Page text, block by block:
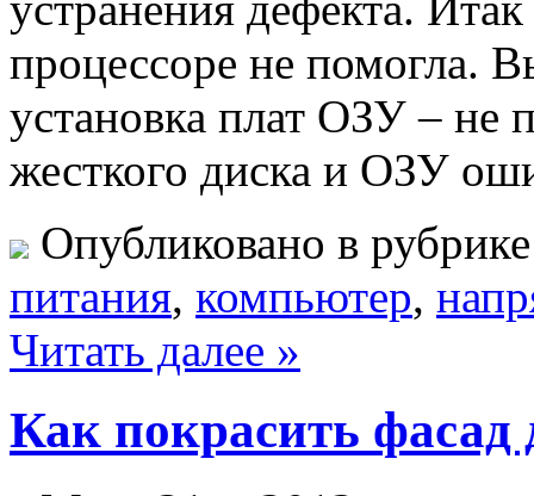
процессоре не помогла.
установка плат ОЗУ – не
жесткого диска и ОЗУ
Опубликовано в
питания, компьютер,
Читать далее »
Как покрасить фасад